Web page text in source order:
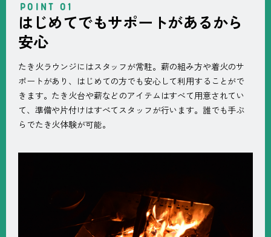
はじめてでもサポートがあるから
安心
たき火ラウンジにはスタッフが常駐。薪の組み方や着火のサ
ポートがあり、はじめての方でも安心して利用することがで
きます。たき火台や薪などのアイテムはすべて用意されてい
て、準備や片付けはすべてスタッフが行います。誰でも手ぶ
らでたき火体験が可能。